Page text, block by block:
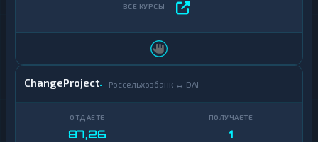
ChangeProject Россельхозбанк ↔ DAI
87,26 1